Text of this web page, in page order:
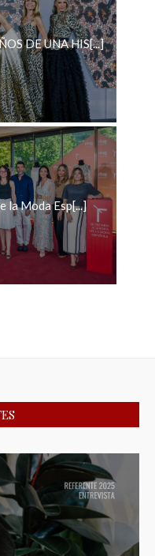
DE UNA HIS[...]
la Moda Esp[...]